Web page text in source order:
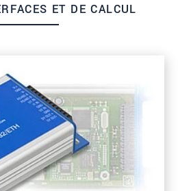
ET DE CALCUL